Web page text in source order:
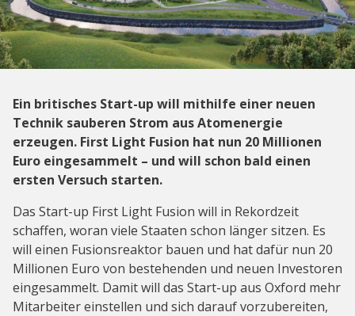
Ein britisches Start-up will mithilfe einer neuen
Technik sauberen Strom aus Atomenergie
erzeugen. First Light Fusion hat nun 20 Millionen
Euro eingesammelt – und will schon bald einen
ersten Versuch starten.
Das Start-up First Light Fusion will in Rekordzeit
schaffen, woran viele Staaten schon länger sitzen. Es
will einen Fusionsreaktor bauen und hat dafür nun 20
Millionen Euro von bestehenden und neuen Investoren
eingesammelt. Damit will das Start-up aus Oxford mehr
Mitarbeiter einstellen und sich darauf vorzubereiten,